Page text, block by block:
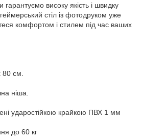
високу якість і швидку
стіл із фотодруком уже
комфортом і стилем під час ваших
80 см.
ніша.
ударостійкою крайкою ПВХ 1 мм
до 60 кг